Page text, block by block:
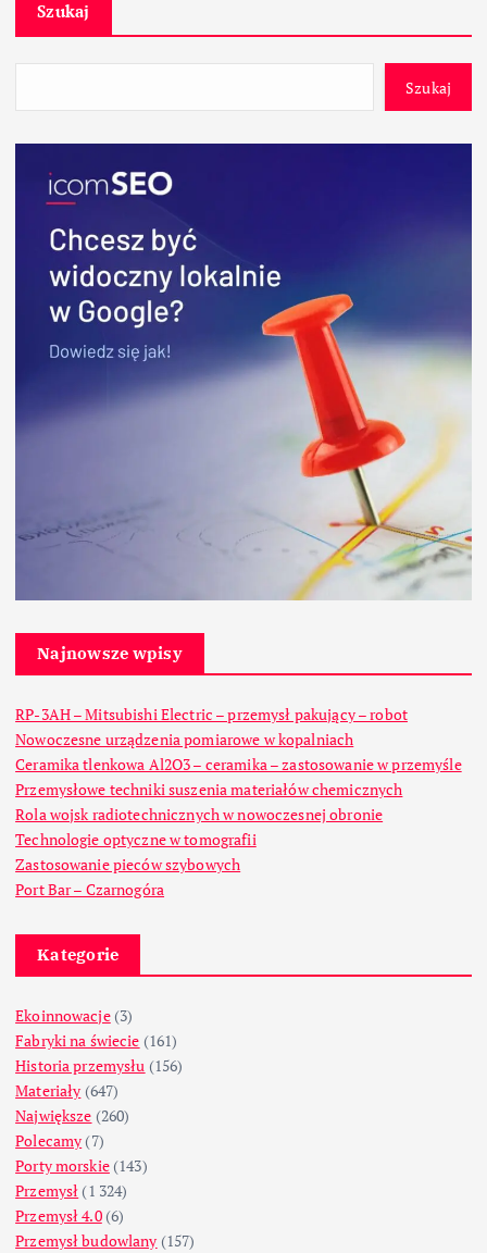
Szukaj
Szukaj
Najnowsze wpisy
RP-3AH – Mitsubishi Electric – przemysł pakujący – robot
Nowoczesne urządzenia pomiarowe w kopalniach
Ceramika tlenkowa Al2O3 – ceramika – zastosowanie w przemyśle
Przemysłowe techniki suszenia materiałów chemicznych
Rola wojsk radiotechnicznych w nowoczesnej obronie
Technologie optyczne w tomografii
Zastosowanie pieców szybowych
Port Bar – Czarnogóra
Kategorie
Ekoinnowacje(3)
Fabryki na świecie (161)
Historia przemysłu (156)
Materiały (647)
Największe (260)
Polecamy (7)
Porty morskie(143)
Przemysł (1 324)
Przemysł 4.0(6)
Przemysł budowlany (157)